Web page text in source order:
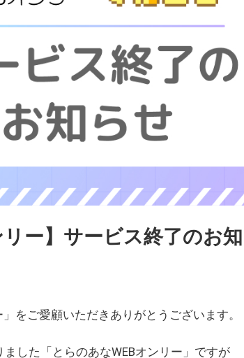
リー】サービス終了のお
をご愛顧いただきありがとうございます。
した「とらのあなWEBオンリー」ですが